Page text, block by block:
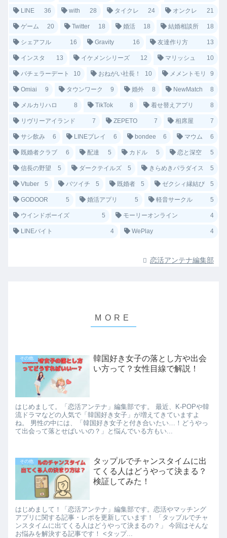
LINE 36 with 28 タイクレ 24 オンクレ 21
ゲーム 20 Twitter 18 婚活 18 結婚相談所 18
シェアフル 16 Gravity 16 友達作り方 13
インスタ 13 イケメンシリーズ 12 マリッシュ 10
バチェラーデート 10 おねがい社長！ 10 メメントモリ 9
Omiai 9 タウンワーク 9 婚外 8 NewMatch 8
メルカリハロ 8 TikTok 8 着せ替えアプリ 8
リヴリーアイランド 7 ZEPETO 7 相席屋 7
サシ飲み 6 LINEプレイ 6 bondee 6 マウム 6
既婚者クラブ 6 配達 5 カドル 5 恋と深空 5
信長の野望 5 ダークテイルズ 5 きらめきパラダイス 5
Vtuber 5 バツイチ 5 既婚者 5 ゼクシィ縁結び 5
GODOOR 5 婚活アプリ 5 軽音サークル 5
ウインドボーイズ 5 モーリーオンライン 4
LINEバイト 4 WePlay 4
恋活アンテナ編集部
その他
韓国好き女子の落とし方や出会
い方って？女性目線で解説！
はじめまして。「恋活アンテナ」編集部です。 最近、K-POPや韓
流ドラマなどの人気で「韓国好き女子」が増えてきていますよ
ね。 男性の中には、「韓国好き女子と付き合いたい…！どうやっ
て出会って落とせばいいの？」と悩んでいる方もい...
その他
タップルでチャンスタイムに出
てくる人はどうやって決まる？
検証してみた！
はじめまして！「恋活アンテナ」編集部です。恋活やマッチング
アプリに関する記事・レポを更新しています！ 「タップルでチャ
ンスタイムに出てくる人はどうやって決まるの？」 今回はそんな
お悩みを解決する記事です！ <タップ...